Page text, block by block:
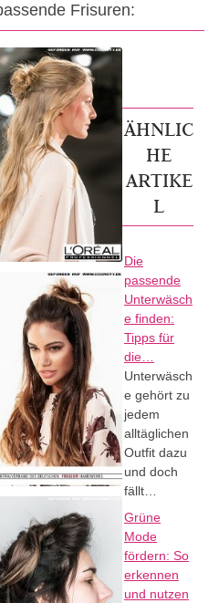
Frisuren:
ÄHNLIC
HE
ARTIKE
L
Die
passende
Unterwäsch
e finden:
Tipps für
die…
Unterwäsch
e gehört zu
jedem
alltäglichen
Outfit dazu
und doch
fällt…
Grüne
Mode
fördern: So
erkennen
und nutzen